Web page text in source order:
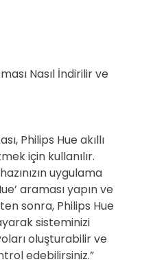
Nasıl İndirilir ve
Philips Hue akıllı
için kullanılır.
uygulama
araması yapın ve
sonra, Philips Hue
sisteminizi
oluşturabilir ve
edebilirsiniz.”